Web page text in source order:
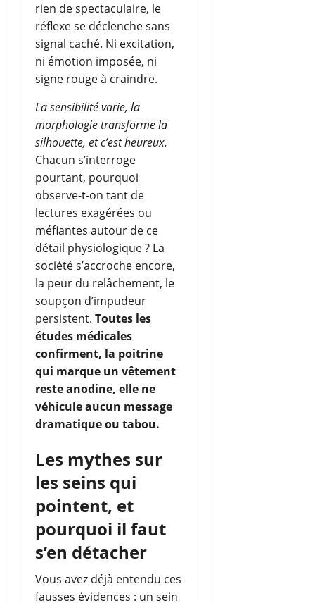
rien de spectaculaire, le
réflexe se déclenche sans
signal caché. Ni excitation,
ni émotion imposée, ni
signe rouge à craindre.
La sensibilité varie, la
morphologie transforme la
silhouette, et c’est heureux.
Chacun s’interroge
pourtant, pourquoi
observe-t-on tant de
lectures exagérées ou
méfiantes autour de ce
détail physiologique ? La
société s’accroche encore,
la peur du relâchement, le
soupçon d’impudeur
persistent. Toutes les
études médicales
confirment, la poitrine
qui marque un vêtement
reste anodine, elle ne
véhicule aucun message
dramatique ou tabou.
Les mythes sur
les seins qui
pointent, et
pourquoi il faut
s’en détacher
Vous avez déjà entendu ces
fausses évidences : un sein